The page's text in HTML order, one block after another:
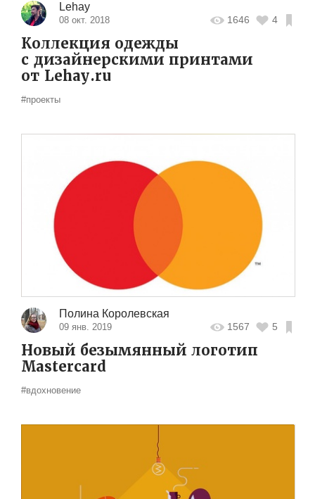
Lehay
08 окт. 2018 1646 4
Коллекция одежды
с дизайнерскими принтами
от Lehay.ru
#проекты
Полина Королевская
09 янв. 2019 1567 5
Новый безымянный логотип
Mastercard
#вдохновение